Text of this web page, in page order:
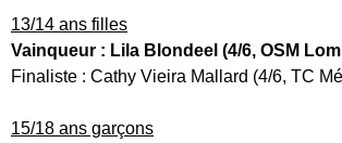
13/14 ans filles
Vainqueur : Lila Blondeel (4/6, OSM
Finaliste : Cathy Vieira Mallard (4/6, TC
15/18 ans garçons